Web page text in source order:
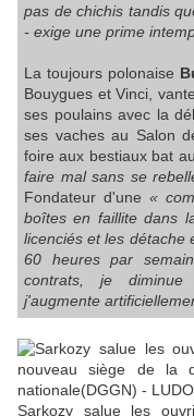
pas de chichis tandis
- exige une prime
La toujours polonaise
Bouygues et Vinci,
ses poulains avec la
ses vaches au Salon
foire aux bestiaux bat
faire mal sans se
Fondateur d'une«
boîtes en faillite dans
licenciés et les détache
60 heures par
contrats, je diminue
j'augmente
Sarkozy salue les